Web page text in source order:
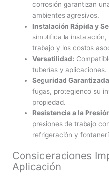
corrosión garantizan
ambientes agresivos.
Instalación Rápida y
simplifica la
trabajo y los costos
Versatilidad:
tuberías y aplicaciones.
Seguridad
fugas, protegiendo su
propiedad.
Resistencia a la
presiones de trabajo
refrigeración y
Consideraciones
Aplicación